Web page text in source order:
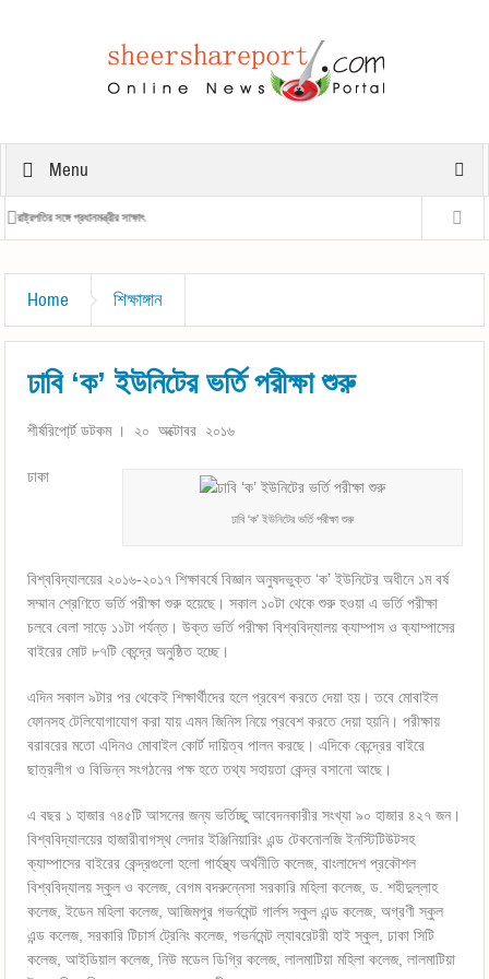
Menu
রাষ্ট্রপতির সঙ্গে প্রধানমন্ত্রীর সাক্ষাৎ
Home শিক্ষাঙ্গান
ঢাবি ‘ক’ ইউনিটের ভর্তি পরীক্ষা শুরু
শীর্ষরিপো্র্ট ডটকম । ২০ অক্টোবর ২০১৬
ঢাবি ‘ক’ ইউনিটের ভর্তি পরীক্ষা শুরু
ঢাকা
বিশ্ববিদ্যালয়ের ২০১৬-২০১৭ শিক্ষাবর্ষে বিজ্ঞান অনুষদভুক্ত ‘ক’ ইউনিটের অধীনে ১ম বর্ষ
সম্মান শ্রেণিতে ভর্তি পরীক্ষা শুরু হয়েছে। সকাল ১০টা থেকে শুরু হওয়া এ ভর্তি পরীক্ষা
চলবে বেলা সাড়ে ১১টা পর্যন্ত। উক্ত ভর্তি পরীক্ষা বিশ্ববিদ্যালয় ক্যাম্পাস ও ক্যাম্পাসের
বাইরের মোট ৮৭টি কেন্দ্রে অনুষ্ঠিত হচ্ছে।
এদিন সকাল ৯টার পর থেকেই শিক্ষার্থীদের হলে প্রবেশ করতে দেয়া হয়। তবে মোবাইল
ফোনসহ টেলিযোগাযোগ করা যায় এমন জিনিস নিয়ে প্রবেশ করতে দেয়া হয়নি। পরীক্ষায়
বরাবরের মতো এদিনও মোবাইল কোর্ট দায়িত্ব পালন করছে। এদিকে কেন্দ্রের বাইরে
ছাত্রলীগ ও বিভিন্ন সংগঠনের পক্ষ হতে তথ্য সহায়তা কেন্দ্র বসানো আছে।
এ বছর ১ হাজার ৭৪৫টি আসনের জন্য ভর্তিচ্ছু আবেদনকারীর সংখ্যা ৯০ হাজার ৪২৭ জন।
বিশ্ববিদ্যালয়ের হাজারীবাগস্থ লেদার ইঞ্জিনিয়ারিং এন্ড টেকনোলজি ইনস্টিটিউটসহ
ক্যাম্পাসের বাইরের কেন্দ্রগুলো হলো গার্হস্থ্য অর্থনীতি কলেজ, বাংলাদেশ প্রকৌশল
বিশ্ববিদ্যালয় স্কুল ও কলেজ, বেগম বদরুন্নেসা সরকারি মহিলা কলেজ, ড. শহীদুল্লাহ
কলেজ, ইডেন মহিলা কলেজ, আজিমপুর গভর্নমেন্ট গার্লস স্কুল এন্ড কলেজ, অগ্রণী স্কুল
এন্ড কলেজ, সরকারি টিচার্স ট্রেনিং কলেজ, গভর্নমেন্ট ল্যাবরেটরী হাই স্কুল, ঢাকা সিটি
কলেজ, আইডিয়াল কলেজ, নিউ মডেল ডিগ্রি কলেজ, লালমাটিয়া মহিলা কলেজ, লালমাটিয়া